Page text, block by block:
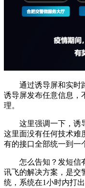
通过诱导屏和实时路
诱导屏发布任意信息，
理。
这里强调一下，诱导
这里面没有任何技术难
有的接口全部统一到一
怎么告知？发短信有
讯飞的解决方案，是交
统，系统在1小时内打